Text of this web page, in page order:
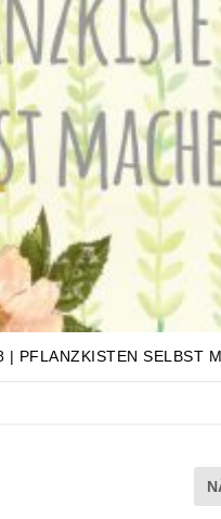
| PFLANZKISTEN SELBST